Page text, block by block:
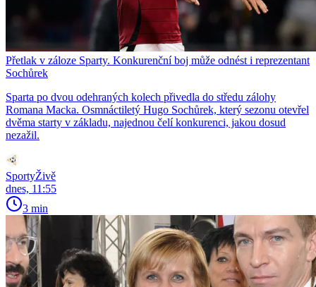
Přetlak v záloze Sparty. Konkurenční boj může odnést i reprezentant
Sochůrek
Sparta po dvou odehraných kolech přivedla do středu zálohy
Romana Macka. Osmnáctiletý Hugo Sochůrek, který sezonu otevřel
dvěma starty v základu, najednou čelí konkurenci, jakou dosud
nezažil.
SportyŽivě
dnes, 11:55
3 min